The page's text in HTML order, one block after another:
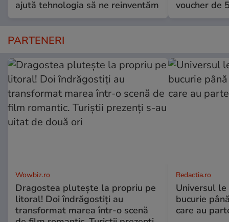
ajută tehnologia să ne reinventăm
voucher de
PARTENERI
Wowbiz.ro
Dragostea plutește la propriu pe
litoral! Doi îndrăgostiți au
transformat marea într-o scenă
Redactia.ro
Universul
bucurie
care au